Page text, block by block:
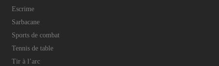
Escrime
Sarbacane
Sports de combat
Tennis de table
Tir à l’arc